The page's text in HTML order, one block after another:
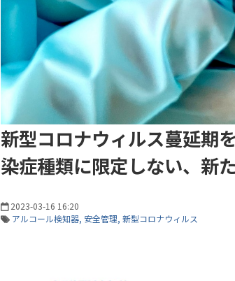
新型コロナウィルス蔓延期
染症種類に限定しない、新
2023-03-16 16:20
アルコール検知器 安全管理 新型コロナウィルス